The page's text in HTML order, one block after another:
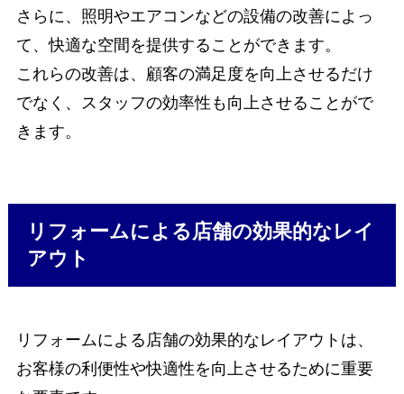
さらに、照明やエアコンなどの設備の改善によっ
て、快適な空間を提供することができます。
これらの改善は、顧客の満足度を向上させるだけ
でなく、スタッフの効率性も向上させることがで
きます。
リフォームによる店舗の効果的なレイ
アウト
リフォームによる店舗の効果的なレイアウトは、
お客様の利便性や快適性を向上させるために重要